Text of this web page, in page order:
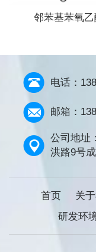
邻苯基苯氧
电话：
邮箱：
公司地址
洪路9号
首页 关
研发环